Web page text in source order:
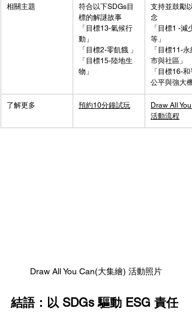
相關主題
符合以下SDGs目
標的解謎故事
「目標13-氣候行
動」
「目標2-零飢餓 」
「目標15-陸地生
物」
支持並鼓勵
念
「目標1 -減
等」
「目標11-永
市與社區」
「目標16-和
公平與強大
了解更多 預約10分鐘試玩
Draw All You
活動流程
Draw All You Can(大集繪) 活動照片
結語：以 SDGs 驅動 ESG 責任